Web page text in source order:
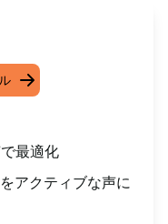
最適化
アクティブな声に